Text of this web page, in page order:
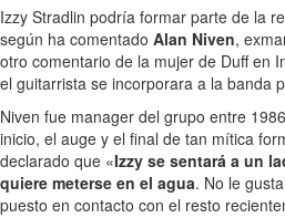
Izzy Stradlin podría formar parte de la
según ha comentado Alan Niven,
otro comentario de la mujer de Duff en
el guitarrista se incorporara a la banda
Niven fue manager del grupo entre
inicio, el auge y el final de tan mítica
declarado que «Izzy se sentará a un
quiere meterse en el agua. No le
puesto en contacto con el resto